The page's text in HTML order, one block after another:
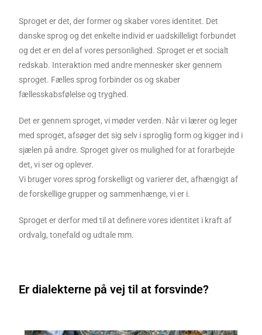
Sproget er det, der former og skaber vores identitet. Det
danske sprog og det enkelte individ er uadskilleligt forbundet
og det er en del af vores personlighed. Sproget er et socialt
redskab. Interaktion med andre mennesker sker gennem
sproget. Fælles sprog forbinder os og skaber
fællesskabsfølelse og tryghed.
Det er gennem sproget, vi møder verden. Når vi lærer og leger
med sproget, afsøger det sig selv i sproglig form og kigger ind i
sjælen på andre. Sproget giver os mulighed for at forarbejde
det, vi ser og oplever.
Vi bruger vores sprog forskelligt og varierer det, afhængigt af
de forskellige grupper og sammenhænge, vi er i.
Sproget er derfor med til at definere vores identitet i kraft af
ordvalg, tonefald og udtale mm.
Er dialekterne på vej til at forsvinde?